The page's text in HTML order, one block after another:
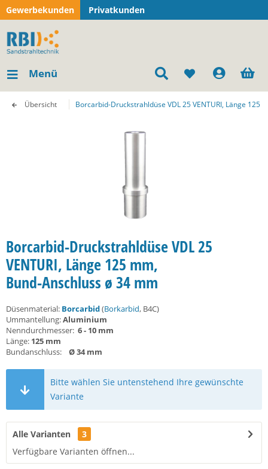
Gewerbekunden Privatkunden
Menü
Übersicht Borcarbid-Druckstrahldüse VDL 25 VENTURI, Länge 125
Borcarbid-Druckstrahldüse VDL 25
VENTURI, Länge 125 mm,
Bund-Anschluss ø 34 mm
Düsenmaterial: Borcarbid(Borkarbid, B4C)
Ummantellung:Aluminium
Nenndurchmesser: 6 - 10 mm
Länge: 125 mm
Bundanschluss: Ø 34 mm
Bitte wählen Sie untenstehend Ihre gewünschte
Variante
Alle Varianten
3
Verfügbare Varianten öffnen...